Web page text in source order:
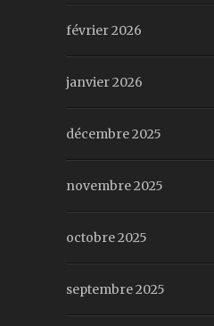
février 2026
janvier 2026
décembre 2025
novembre 2025
octobre 2025
septembre 2025